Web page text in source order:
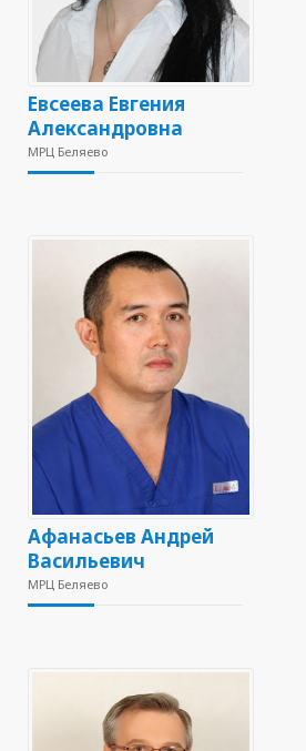
Евсеева Евгения
Александровна
МРЦ Беляево
Афанасьев Андрей
Васильевич
МРЦ Беляево